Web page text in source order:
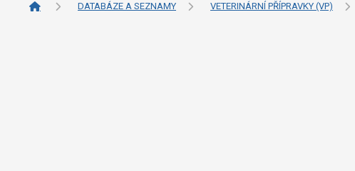
DATABÁZE A SEZNAMY VETERINÁRNÍ PŘÍPRAVKY (VP)